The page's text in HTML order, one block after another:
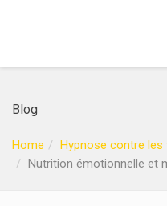
Blog
Home
Hypnose contre
Nutrition émotionnelle et